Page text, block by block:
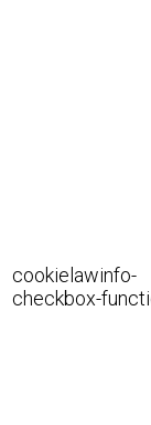
cookielawinfo-
checkbox-